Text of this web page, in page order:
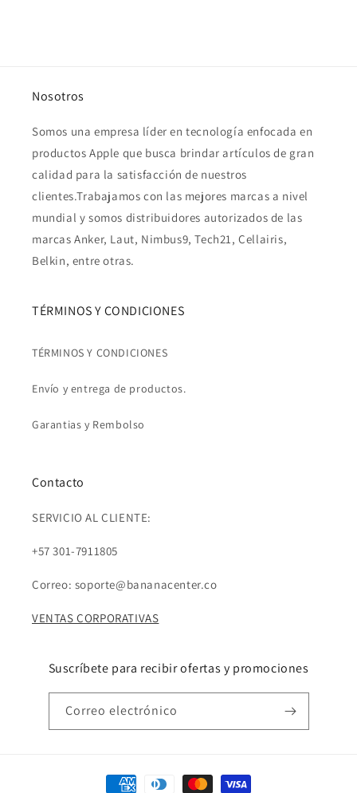
Nosotros
Somos una empresa líder en tecnología enfocada en
productos Apple que busca brindar artículos de gran
calidad para la satisfacción de nuestros
clientes.Trabajamos con las mejores marcas a nivel
mundial y somos distribuidores autorizados de las
marcas Anker, Laut, Nimbus9, Tech21, Cellairis,
Belkin, entre otras.
TÉRMINOS Y CONDICIONES
TÉRMINOS Y CONDICIONES
Envío y entrega de productos.
Garantias y Rembolso
Contacto
SERVICIO AL CLIENTE:
+57 301-7911805
Correo: soporte@bananacenter.co
VENTAS CORPORATIVAS
Suscríbete para recibir ofertas y promociones
Correo electrónico
Formas